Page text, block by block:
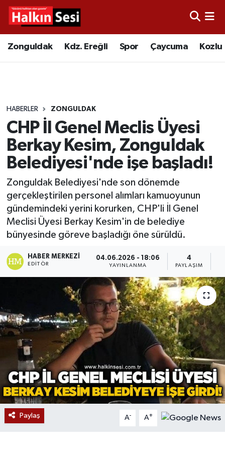
Zonguldak Kdz. Ereğli Spor Çaycuma Kozlu
HABERLER ZONGULDAK
CHP İl Genel Meclis Üyesi
Berkay Kesim, Zonguldak
Belediyesi'nde işe başladı!
Zonguldak Belediyesi'nde son dönemde
gerçekleştirilen personel alımları kamuoyunun
gündemindeki yerini korurken, CHP'li İl Genel
Meclisi Üyesi Berkay Kesim'in de belediye
bünyesinde göreve başladığı öne sürüldü.
HABER MERKEZI
EDITÖR
04.06.2026 - 18:06
YAYINLANMA
4
PAYLAŞIM
Paylaş A- A+
Video
Çaycuma
Alaplı
Asayiş
Bartın
Karabük
BİLİM VE TEKNOLOJİ
DUNYA
Düzce
Eğitim
Ekonomi
Merkez Hava Durumu
Tüm Manşetler
Son Dakika Haberleri
Haber Arşivi